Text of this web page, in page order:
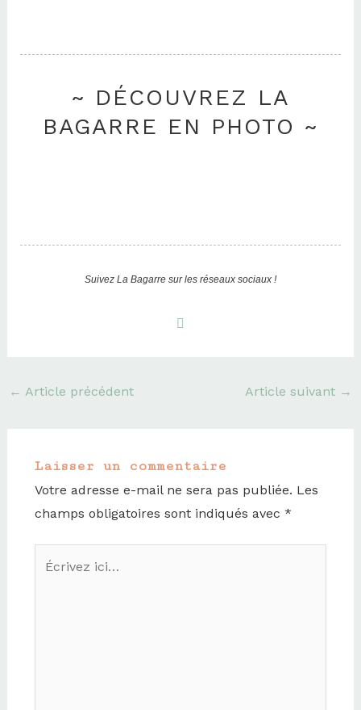
~ DÉCOUVREZ LA
BAGARRE EN PHOTO ~
Suivez La Bagarre sur les réseaux sociaux !
I
n
← Article précédent Article suivant →
Laisser un commentaire
Votre adresse e-mail ne sera pas publiée. Les
champs obligatoires sont indiqués avec *